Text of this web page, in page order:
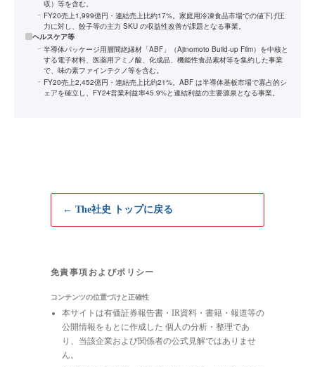
収）等を含む。
FY20売上1,999億円・連結売上比約17%。家庭用冷凍食品市場での値下げ圧
力に対し、餃子等の主力 SKU の収益性改善が課題となる事業。
ヘルスケア等
半導体パッケージ用層間絶縁材「ABF」（Ajinomoto Build-up Film）を中核と
する電子材料、医薬用アミノ酸、化成品、機能性食品素材等を集約した事業
で、味の素ファインテクノ等を含む。
FY20売上2,452億円・連結売上比約21%。ABF は半導体基板市場で寡占的シ
ェアを確立し、FY24営業利益率45.9%と連結利益の主要源泉となる事業。
← The社史 トップに戻る
免責事項およびポリシー
コンテンツの位置づけと正確性
本サイトは有価証券報告書・IR資料・書籍・報道等の
公開情報をもとに作成した 個人の分析・整理であ
り、当該企業および関係者の公式見解ではありませ
ん。